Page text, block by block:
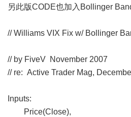
另此版CODE也加入Bollinger
// Williams VIX Fix w/ Bollinger
// by FiveV November 2007
// re: Active Trader Mag,
Inputs:
Price(Close),